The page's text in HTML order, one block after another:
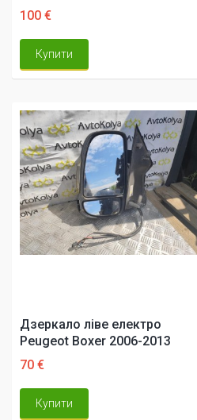
100 €
Купити
Дзеркало ліве електро
Peugeot Boxer 2006-2013
70 €
Купити